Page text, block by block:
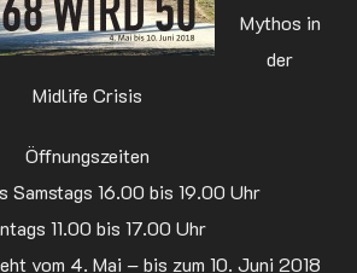
Mythos in
der
Midlife Crisis
Öffnungszeiten
Samstags 16.00 bis 19.00 Uhr
11.00 bis 17.00 Uhr
vom 4. Mai – bis zum 10. Juni 2018